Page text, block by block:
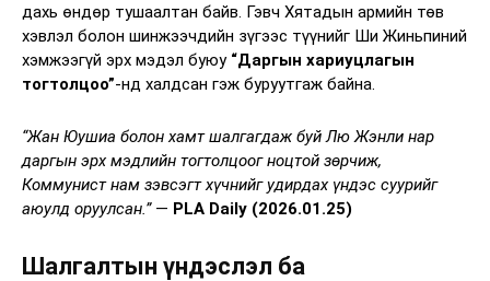
дахь өндөр тушаалтан байв. Гэвч Хятадын армийн төв
хэвлэл болон шинжээчдийн зүгээс түүнийг Ши Жиньпиний
хэмжээгүй эрх мэдэл буюу “Даргын хариуцлагын
тогтолцоо”-нд халдсан гэж буруутгаж байна.
“Жан Юушиа болон хамт шалгагдаж буй Лю Жэнли нар
даргын эрх мэдлийн тогтолцоог ноцтой зөрчиж,
Коммунист нам зэвсэгт хүчнийг удирдах үндэс суурийг
аюулд оруулсан.”— PLA Daily (2026.01.25)
Шалгалтын үндэслэл ба